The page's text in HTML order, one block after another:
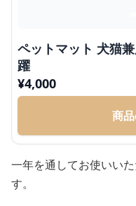
ペットマット 犬猫
躍
¥4,000
商
一年を通してお使いい
す。